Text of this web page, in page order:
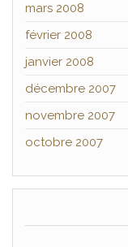
mars 2008
février 2008
janvier 2008
décembre 2007
novembre 2007
octobre 2007